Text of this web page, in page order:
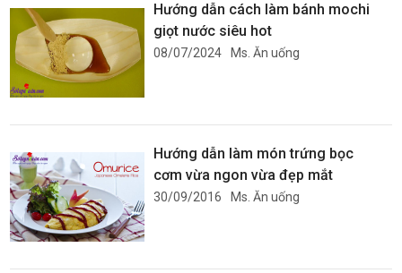
Hướng dẫn cách làm bánh mochi
giọt nước siêu hot
08/07/2024 Ms. Ăn uống
Hướng dẫn làm món trứng bọc
cơm vừa ngon vừa đẹp mắt
30/09/2016 Ms. Ăn uống